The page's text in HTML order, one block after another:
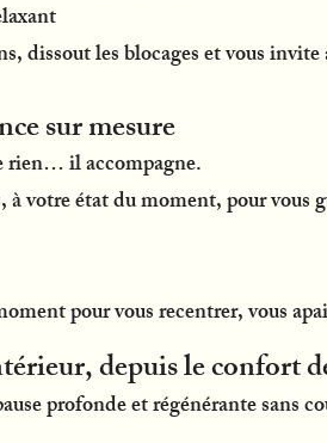
dissout les blocages et vous
sur mesure
rien… il accompagne.
à votre état du moment, pour
pour vous recentrer, vous
depuis le confort
profonde et régénérante sans